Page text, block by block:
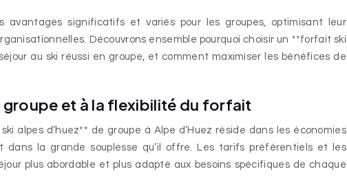
avantages significatifs et variés pour les groupes, optimisant leur
Découvrons ensemble pourquoi choisir un **forfait ski
au ski réussi en groupe, et comment maximiser les bénéfices de
groupe et à la flexibilité du forfait
alpes d’huez** de groupe à Alpe d’Huez réside dans les économies
dans la grande souplesse qu’il offre. Les tarifs préférentiels et les
plus abordable et plus adapté aux besoins spécifiques de chaque